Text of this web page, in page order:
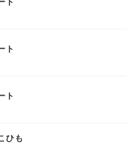
ト
ト
ひも